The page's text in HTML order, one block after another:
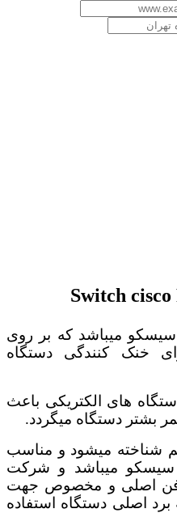
میباشد که بر روی
خنک کنندگی دستگاه
های الکتریکی باعث
بشتر دستگاه میگردد.
شناخته میشود و مناسب
سیسکو میباشد و شرکت
فن اصلی و مخصوص جهت
اصلی دستگاه استفاده